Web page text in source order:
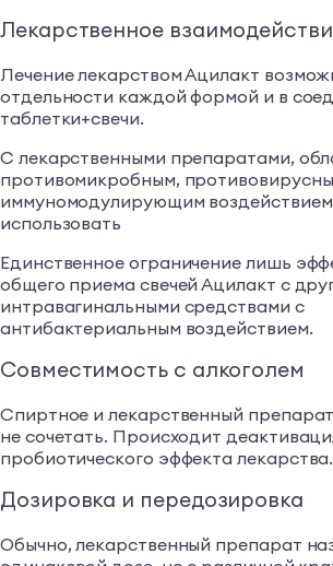
Лекарственное
Лечение лекарством Ацилакт
отдельности каждой формой и в
таблетки+свечи.
С лекарственными препаратами,
противомикробным,
иммуномодулирующим воздействием,
использовать
Единственное ограничение лишь
общего приема свечей Ацилакт с
интравагинальными средствами с
антибактериальным воздействием.
Совместимость с алкоголем
Спиртное и лекарственный
не сочетать. Происходит
пробиотического эффекта лекарства.
Дозировка и передозировка
Обычно, лекарственный препарат